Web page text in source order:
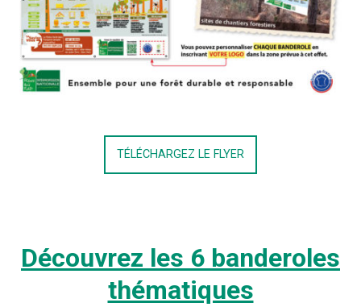
TÉLÉCHARGEZ LE FLYER
Découvrez les 6 banderoles
thématiques